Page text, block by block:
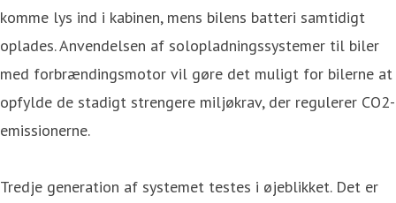
komme lys ind i kabinen, mens bilens batteri samtidigt
oplades. Anvendelsen af solopladningssystemer til biler
med forbrændingsmotor vil gøre det muligt for bilerne at
opfylde de stadigt strengere miljøkrav, der regulerer CO2-
emissionerne.
Tredje generation af systemet testes i øjeblikket. Det er